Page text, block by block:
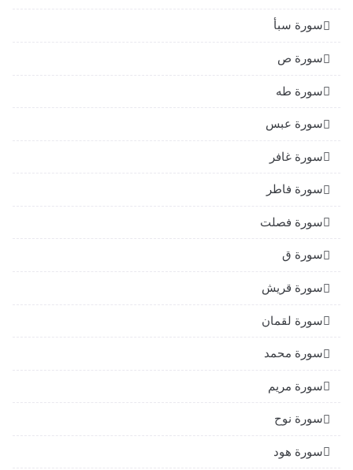
سورة سبأ
سورة ص
سورة طه
سورة عبس
سورة غافر
سورة فاطر
سورة فصلت
سورة ق
سورة قريش
سورة لقمان
سورة محمد
سورة مريم
سورة نوح
سورة هود